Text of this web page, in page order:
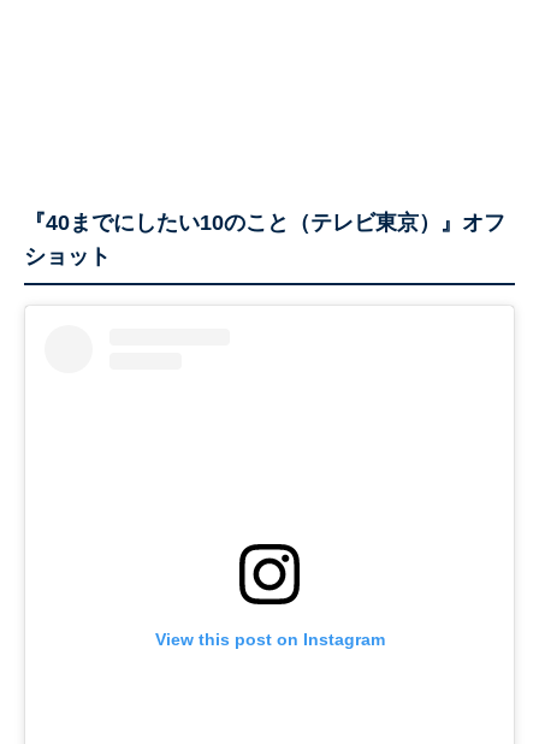
『40までにしたい10のこと（テレビ東京）』オフ
ショット
View this post on Instagram